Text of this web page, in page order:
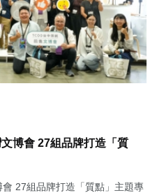
博會 27組品牌打造「質
27組品牌打造「質點」主題專